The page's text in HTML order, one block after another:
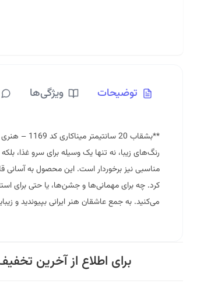
توضیحات ویژگی‌ها
**بشقاب 20 سانتیمتر میناکاری
رنگ‌های زیبا، نه تنها یک وسیله برای سرو غذا،
مناسبی نیز برخوردار است. این محصول به آسانی
می‌کنید. به جمع عاشقان هنر ایرانی بپیوندید و
برای اطلاع از آخرین